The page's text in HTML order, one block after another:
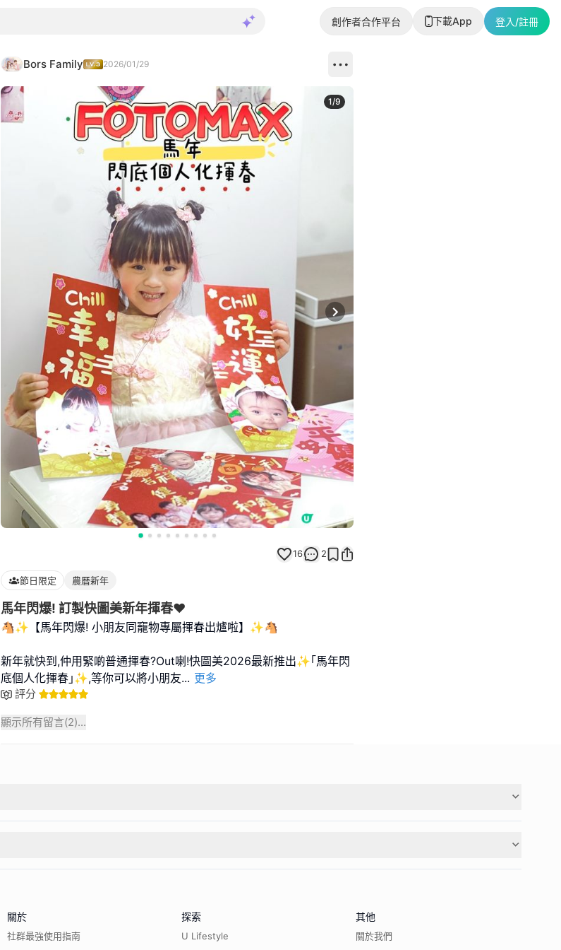
創作者合作平台 下載App 登入/註冊
Bors Family 2026/01/29
Next slide
1/9
16 2
節日限定 農曆新年
馬年閃爆! 訂製快圖美新年揮春❤️
🐴✨【馬年閃爆! 小朋友同竉物專屬揮春出爐啦】✨🐴
新年就快到,仲用緊啲普通揮春?Out喇!快圖美2026最新推出✨｢馬年閃
底個人化揮春｣✨,等你可以將小朋友... 更多
評分
顯示所有留言(2)...
關於
社群最強使用指南
探索
U Lifestyle
其他
關於我們